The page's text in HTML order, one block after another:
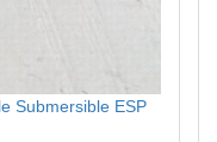
Submersible ESP